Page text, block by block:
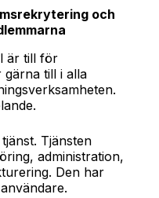
och
är till för
gärna till i alla
tjänst. Tjänsten
administration,
Den har